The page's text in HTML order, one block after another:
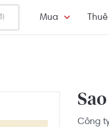
Mua Thuê
Công